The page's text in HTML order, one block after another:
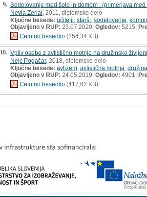
9. Sodelovanje med šolo in domom : (primerjava
Nevia Zerial , 2011, diplomsko delo
Ključne besede: učitelji starši sodelovanje
Objavljeno v RUP: 23.07.2020; Ogledov: 5215;
Celotno besedilo (254,34 KB)
10. Vpliv osebe z avtistično motnjo na družinsko
Nejc Pogačar, 2018, diplomsko delo
Ključne besede: avtizem avtistična motnja družina
Objavljeno v RUP: 24.05.2019; Ogledov: 4901;
Celotno besedilo (417,62 KB)